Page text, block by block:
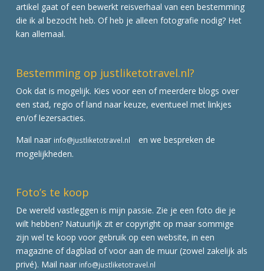
artikel gaat of een bewerkt reisverhaal van een bestemming
die ik al bezocht heb. Of heb je alleen fotografie nodig? Het
kan allemaal.
Bestemming op justliketotravel.nl?
Ook dat is mogelijk. Kies voor een of meerdere blogs over
een stad, regio of land naar keuze, eventueel met linkjes
en/of lezersacties.
Mail naar info@justliketotravel.nl
en we bespreken de
mogelijkheden.
Foto’s te koop
De wereld vastleggen is mijn passie. Zie je een foto die je
wilt hebben? Natuurlijk zit er copyright op maar sommige
zijn wel te koop voor gebruik op een website, in een
magazine of dagblad of voor aan de muur (zowel zakelijk als
privé). Mail naar info@justliketotravel.nl